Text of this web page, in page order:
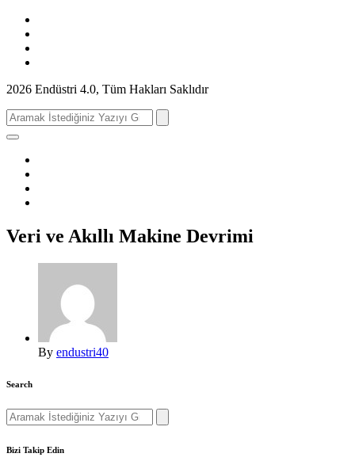
2026 Endüstri 4.0, Tüm Hakları Saklıdır
Search
for:
Veri ve Akıllı Makine Devrimi
By endustri40
Search
Search
for:
Bizi Takip Edin